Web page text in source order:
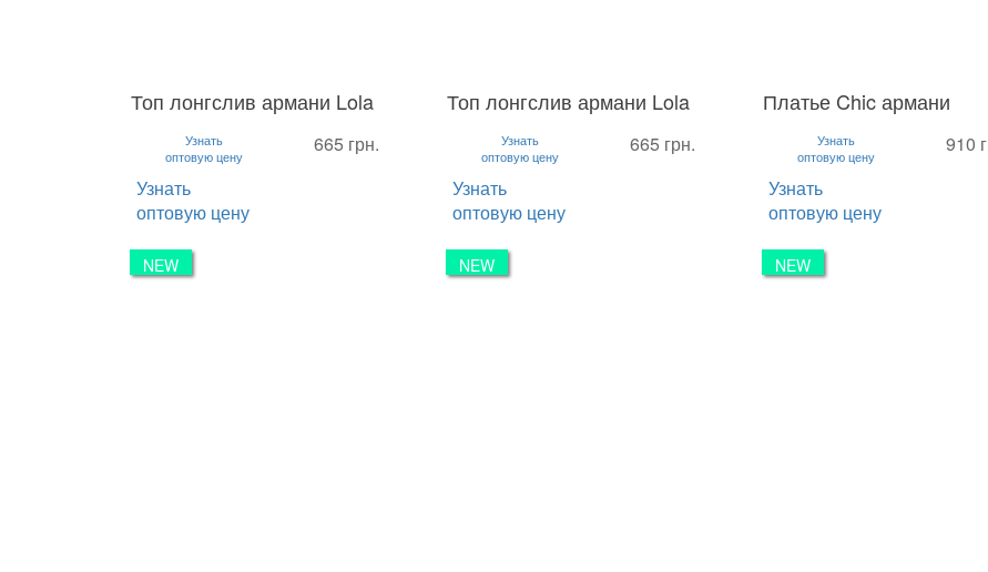
S M L
Топ лонгслив армани Lola
Узнать
оптовую цену
Узнать
оптовую цену
665 грн.
S M L
Топ лонгслив армани Lola
Узнать
оптовую цену
Узнать
оптовую цену
665 грн.
S M L
Платье Chic армани
Узнать
оптовую цену
Узнать
оптовую цену
910
NEW NEW NEW